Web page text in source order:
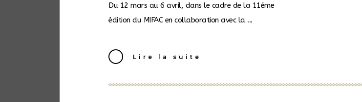
Du 12 mars au 6 avril, dans le cadre de la 11éme
édition du MIFAC en collaboration avec la ...
Lire la suite